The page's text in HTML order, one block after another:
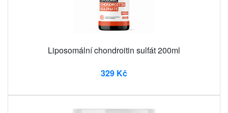
Liposomální chondroitin sulfát 200ml
329 Kč